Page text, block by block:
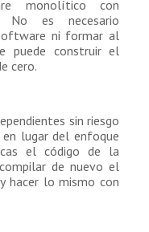
monolítico con
No es necesario
ni formar al
puede construir el
cero.
sin riesgo
lugar del enfoque
el código de la
de nuevo el
hacer lo mismo con